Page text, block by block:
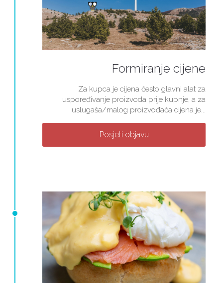
Formiranje cijene
Za kupca je cijena često glavni alat za
uspoređivanje proizvoda prije kupnje, a za
uslugaša/malog proizvođača cijena je...
Posjeti objavu